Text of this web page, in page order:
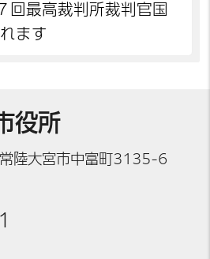
回最高裁判所裁判官国
ます
役所
陸大宮市中富町3135-6